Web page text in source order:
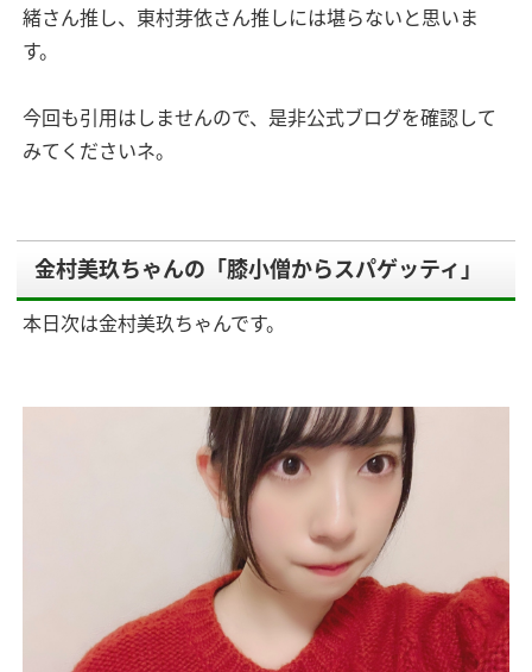
緒さん推し、東村芽依さん推しには堪らないと思いま
す。
今回も引用はしませんので、是非公式ブログを確認して
みてくださいネ。
金村美玖ちゃんの「膝小僧からスパゲッティ」
本日次は金村美玖ちゃんです。